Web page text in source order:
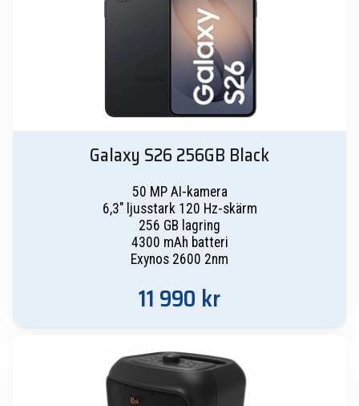
Galaxy S26 256GB Black
50 MP AI-kamera
6,3″ ljusstark 120 Hz-skärm
256 GB lagring
4300 mAh batteri
Exynos 2600 2nm
11 990 kr